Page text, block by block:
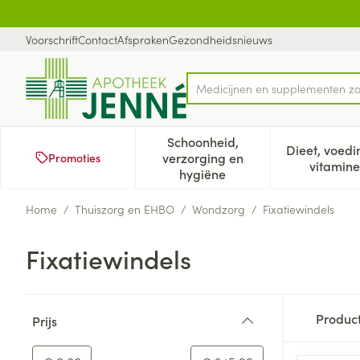
VoorschriftContactAfsprakenGezondheidsnieuws
Product, merk, categorie...
Promoties
Schoonheid,
verzorging en
hygiëne
Toon submenu voor
Dieet,
Home / Thuiszorg en EHBO / Wondzorg / Fixatiewindels
Fixatiewindels
Prijs